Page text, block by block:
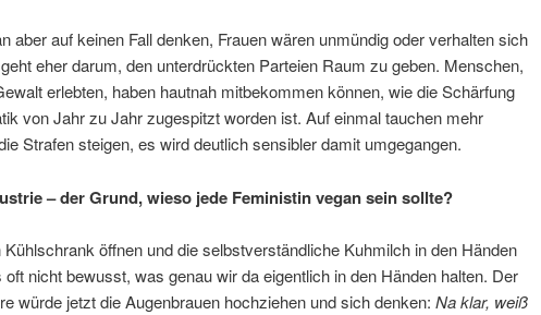
aber auf keinen Fall denken, Frauen wären unmündig oder verhalten sich
eher darum, den unterdrückten Parteien Raum zu geben. Menschen,
erlebten, haben hautnah mitbekommen können, wie die Schärfung
von Jahr zu Jahr zugespitzt worden ist. Auf einmal tauchen mehr
Strafen steigen, es wird deutlich sensibler damit umgegangen.
– der Grund, wieso jede Feministin vegan sein sollte?
öffnen und die selbstverständliche Kuhmilch in den Händen
oft nicht bewusst, was genau wir da eigentlich in den Händen halten. Der
würde jetzt die Augenbrauen hochziehen und sich denken: Na klar, weiß